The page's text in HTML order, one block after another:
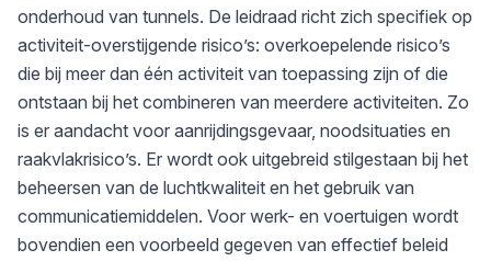
onderhoud van tunnels. De leidraad richt zich specifiek op
activiteit-overstijgende risico’s: overkoepelende risico’s
die bij meer dan één activiteit van toepassing zijn of die
ontstaan bij het combineren van meerdere activiteiten. Zo
is er aandacht voor aanrijdingsgevaar, noodsituaties en
raakvlakrisico’s. Er wordt ook uitgebreid stilgestaan bij het
beheersen van de luchtkwaliteit en het gebruik van
communicatiemiddelen. Voor werk- en voertuigen wordt
bovendien een voorbeeld gegeven van effectief beleid